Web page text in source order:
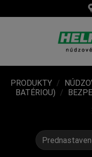
to
PRODUKTY /
BATÉRIOU) /